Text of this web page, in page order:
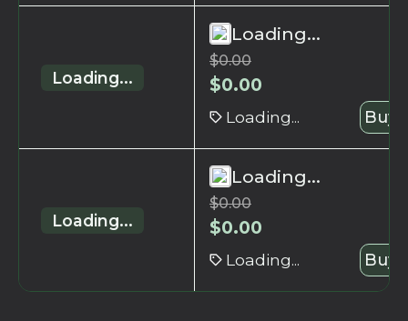
Loading...
Loading...
$0.00
$0.00
Loading... Buy
Loading...
Loading...
$0.00
$0.00
Loading... Buy